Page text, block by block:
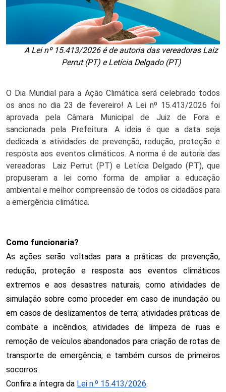
A Lei nº 15.413/2026 é de autoria das vereadoras Laiz
Perrut (PT) e Letícia Delgado (PT)
O Dia Mundial para a Ação Climática será celebrado todos
os anos no dia 23 de fevereiro! A Lei nº 15.413/2026 foi
aprovada pela Câmara Municipal de Juiz de Fora e
sancionada pela Prefeitura. A ideia é que a data seja
dedicada a atividades de prevenção, redução, proteção e
resposta aos eventos climáticos. A norma é de autoria das
vereadoras  Laiz Perrut (PT) e Letícia Delgado (PT), que
propuseram a lei como forma de ampliar a educação
ambiental e melhor compreensão de todos os cidadãos para
a emergência climática.
Como funcionaria?
As ações serão voltadas para a práticas de prevenção,
redução, proteção e resposta aos eventos climáticos
extremos e aos desastres naturais, como atividades de
simulação sobre como proceder em caso de inundação ou
em casos de deslizamentos de terra; atividades práticas de
combate a incêndios; atividades de limpeza de ruas e
remoção de veículos abandonados para criação de rotas de
transporte de emergência; e também cursos de primeiros
socorros.
Confira a íntegra da Lei n.º 15.413/2026.